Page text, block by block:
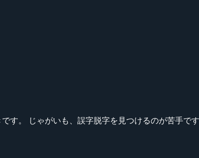
です。 じゃがいも、誤字脱字を見つけるのが苦手で